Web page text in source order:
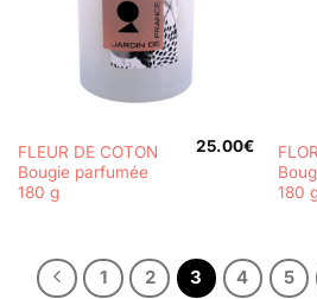
FLEUR DE COTON
Bougie parfumée
180 g
25.00€
180
1 2 3 4 5